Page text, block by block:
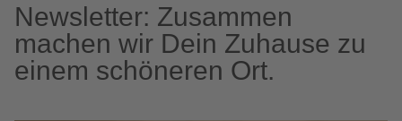
Newsletter: Zusammen
machen wir Dein Zuhause zu
einem schöneren Ort.